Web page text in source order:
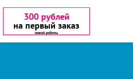
300 рублей
на первый заказ